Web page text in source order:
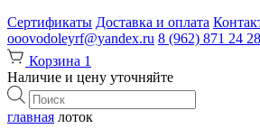
Сертификаты Доставка и оплата
ooovodoleyrf@yandex.ru 8 (962) 871 24 28
Корзина 1
Наличие и цену уточняйте
Поиск
товаров
главная лоток